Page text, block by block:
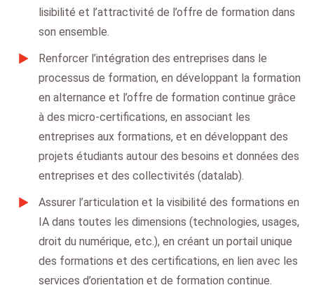
lisibilité et l’attractivité de l’offre de formation dans
son ensemble.
Renforcer l’intégration des entreprises dans le
processus de formation, en développant la formation
en alternance et l’offre de formation continue grâce
à des micro-certifications, en associant les
entreprises aux formations, et en développant des
projets étudiants autour des besoins et données des
entreprises et des collectivités (datalab).
Assurer l’articulation et la visibilité des formations en
IA dans toutes les dimensions (technologies, usages,
droit du numérique, etc.), en créant un portail unique
des formations et des certifications, en lien avec les
services d’orientation et de formation continue.